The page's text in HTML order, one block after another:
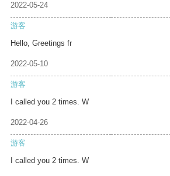
2022-05-24
游客
Hello, Greetings fr
2022-05-10
游客
I called you 2 times. W
2022-04-26
游客
I called you 2 times. W